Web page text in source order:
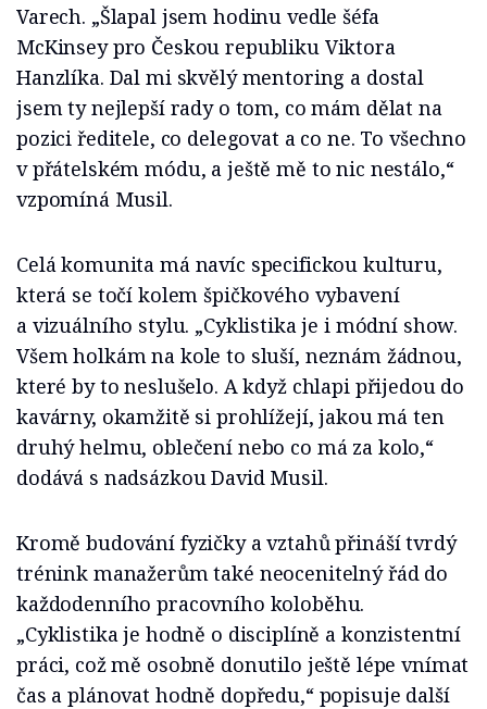
Varech. „Šlapal jsem hodinu vedle šéfa
McKinsey pro Českou republiku Viktora
Hanzlíka. Dal mi skvělý mentoring a dostal
jsem ty nejlepší rady o tom, co mám dělat na
pozici ředitele, co delegovat a co ne. To všechno
v přátelském módu, a ještě mě to nic nestálo,“
vzpomíná Musil.
Celá komunita má navíc specifickou kulturu,
která se točí kolem špičkového vybavení
a vizuálního stylu. „Cyklistika je i módní show.
Všem holkám na kole to sluší, neznám žádnou,
které by to neslušelo. A když chlapi přijedou do
kavárny, okamžitě si prohlížejí, jakou má ten
druhý helmu, oblečení nebo co má za kolo,“
dodává s nadsázkou David Musil.
Kromě budování fyzičky a vztahů přináší tvrdý
trénink manažerům také neocenitelný řád do
každodenního pracovního koloběhu.
„Cyklistika je hodně o disciplíně a konzistentní
práci, což mě osobně donutilo ještě lépe vnímat
čas a plánovat hodně dopředu,“ popisuje další